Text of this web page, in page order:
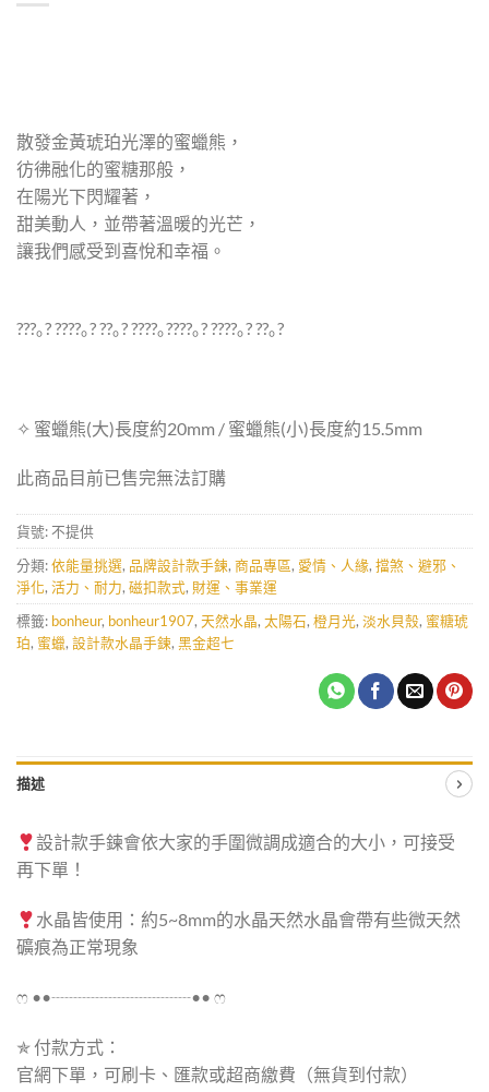
散發金黃琥珀光澤的蜜蠟熊，
彷彿融化的蜜糖那般，
在陽光下閃耀著，
甜美動人，並帶著溫暖的光芒，
讓我們感受到喜悅和幸福。
???｡? ????｡? ??｡? ????｡????｡? ????｡? ??｡?
✧ 蜜蠟熊(大)長度約20mm / 蜜蠟熊(小)長度約15.5mm
此商品目前已售完無法訂購
貨號:不提供
分類:依能量挑選, 品牌設計款手鍊, 商品專區, 愛情、人緣, 擋煞、避邪、
淨化, 活力、耐力, 磁扣款式, 財運、事業運
標籤: bonheur, bonheur1907, 天然水晶, 太陽石, 橙月光, 淡水貝殼, 蜜糖琥
珀, 蜜蠟, 設計款水晶手鍊, 黑金超七
描述
設計款手鍊會依大家的手圍微調成適合的大小，可接受
再下單！
水晶皆使用：約5~8mm的水晶天然水晶會帶有些微天然
礦痕為正常現象
ෆ ••┈┈┈┈┈┈┈┈•• ෆ
✯ 付款方式：
官網下單，可刷卡、匯款或超商繳費（無貨到付款）